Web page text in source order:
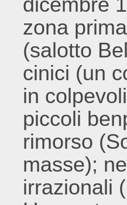
zona
(salotto
cinici (un
in
piccoli
rimorso
masse);
irrazionali